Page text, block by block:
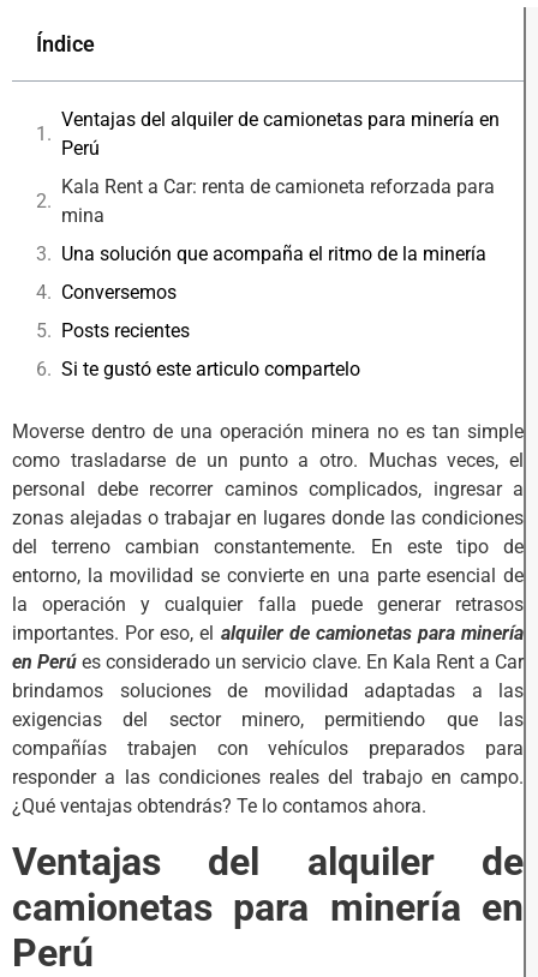
Índice
Ventajas del alquiler de camionetas para minería en
Perú
Kala Rent a Car: renta de camioneta reforzada para
mina
Una solución que acompaña el ritmo de la minería
Conversemos
Posts recientes
Si te gustó este articulo compartelo
Moverse dentro de una operación minera no es tan simple
como trasladarse de un punto a otro. Muchas veces, el
personal debe recorrer caminos complicados, ingresar a
zonas alejadas o trabajar en lugares donde las condiciones
del terreno cambian constantemente. En este tipo de
entorno, la movilidad se convierte en una parte esencial de
la operación y cualquier falla puede generar retrasos
importantes. Por eso, el alquiler de camionetas para minería
en Perú es considerado un servicio clave. En Kala Rent a Car
brindamos soluciones de movilidad adaptadas a las
exigencias del sector minero, permitiendo que las
compañías trabajen con vehículos preparados para
responder a las condiciones reales del trabajo en campo.
¿Qué ventajas obtendrás? Te lo contamos ahora.
Ventajas del alquiler de
camionetas para minería en
Perú